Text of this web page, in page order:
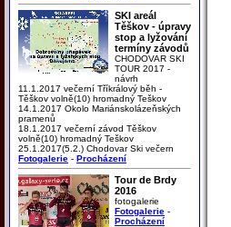
SKI areál
Těškov - úpravy
stop a lyžování
termíny závodů
CHODOVAR SKI
TOUR 2017 -
návrh
11.1.2017 večerní Tříkrálový běh -
Těškov volně(10) hromadný Teškov
14.1.2017 Okolo Mariánskolázeňských
pramenů
18.1.2017 večerní závod Těškov
volně(10) hromadný Teškov
25.1.2017(5.2.) Chodovar Ski večern
Fotogalerie - Procházení
Tour de Brdy
2016
fotogalerie
Fotogalerie -
Procházení